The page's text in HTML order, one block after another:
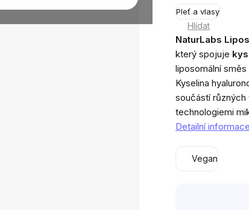
Pleť a vlasy
je
5,0
z
5
Hlídat
NaturLabs
který spojuje
liposomální směs
Kyselina
součástí různých
technologiemi
Detailní informace
Vegan